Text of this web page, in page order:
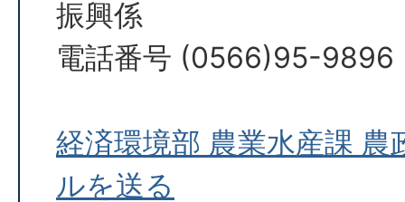
振興係
電話番号 (0566)95-9896
経済環境部 農業水産課 農
ルを送る